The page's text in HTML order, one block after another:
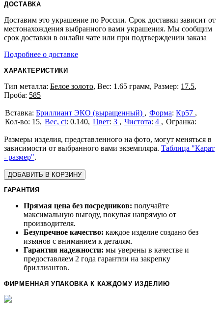
ДОСТАВКА
Доставим это украшение по России. Срок доставки зависит от
местонахождения выбранного вами украшения. Мы сообщим
срок доставки в онлайн чате или при подтверждении заказа
Подробнее о доставке
ХАРАКТЕРИСТИКИ
Тип металла: Белое золото, Вес: 1.65 грамм, Размер: 17.5,
Проба: 585
Бриллиант ЭКО (выращенный) Форма: Кр57
15 Вес, ct: 0.140 Цвет: 3 Чистота: 4
Размеры изделия, представленного на фото, могут меняться в
зависимости от выбранного вами экземпляра. Таблица "Карат
- размер".
ДОБАВИТЬ В КОРЗИНУ
ГАРАНТИЯ
Прямая цена без посредников: получайте
максимальную выгоду, покупая напрямую от
производителя.
Безупречное качество: каждое изделие создано без
изъянов с вниманием к деталям.
Гарантия надежности: мы уверены в качестве и
предоставляем 2 года гарантии на закрепку
бриллиантов.
ФИРМЕННАЯ УПАКОВКА К КАЖДОМУ ИЗДЕЛИЮ